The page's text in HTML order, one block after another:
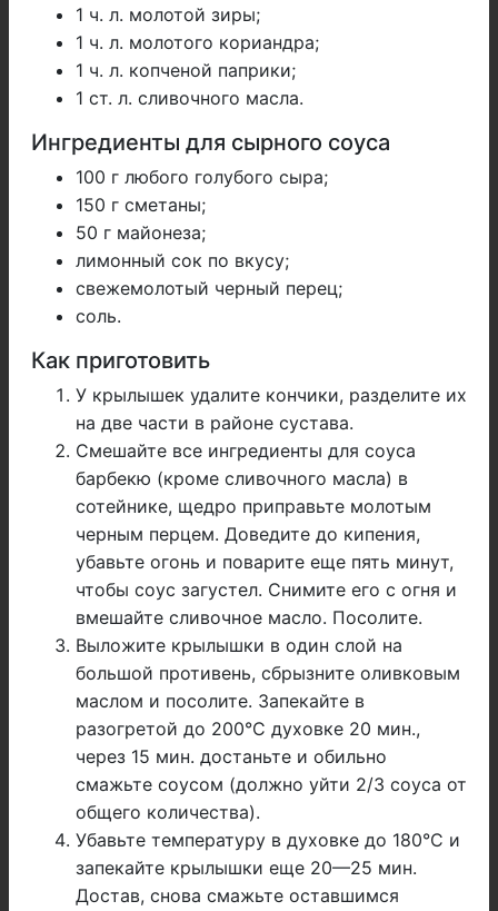
1 ч. л. молотой зиры;
1 ч. л. молотого кориандра;
1 ч. л. копченой паприки;
1 ст. л. сливочного масла.
Ингредиенты для сырного соуса
100 г любого голубого сыра;
150 г сметаны;
50 г майонеза;
лимонный сок по вкусу;
свежемолотый черный перец;
соль.
Как приготовить
У крылышек удалите кончики, разделите их
на две части в районе сустава.
Смешайте все ингредиенты для соуса
барбекю (кроме сливочного масла) в
сотейнике, щедро приправьте молотым
черным перцем. Доведите до кипения,
убавьте огонь и поварите еще пять минут,
чтобы соус загустел. Снимите его с огня и
вмешайте сливочное масло. Посолите.
Выложите крылышки в один слой на
большой противень, сбрызните оливковым
маслом и посолите. Запекайте в
разогретой до 200°C духовке 20 мин.,
через 15 мин. достаньте и обильно
смажьте соусом (должно уйти 2/3 соуса от
общего количества).
Убавьте температуру в духовке до 180°C и
запекайте крылышки еще 20—25 мин.
Достав, снова смажьте оставшимся